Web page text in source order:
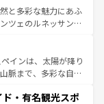
と多彩な魅力にあふ
ツェのルネッサンス
アマルフィ海岸の絶
の合間には、本場の
理を堪能することも
い旅をしてみよう！
インは、太陽が降り
脈まで、多彩な自然
ラメンコ、熱気あふ
・有名観光スポ